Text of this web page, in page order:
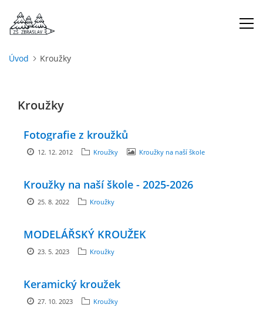
O NÁS
ŠKOLNÍ ROK
DOKUMENTY
PROJEKTY
ENVIRONMENTÁLNÍ VÝCHOVA
Úvod Kroužky
Kroužky
Fotografie z kroužků
12. 12. 2012 Kroužky Kroužky na naší škole
Kroužky na naší škole - 2025-2026
25. 8. 2022 Kroužky
MODELÁŘSKÝ KROUŽEK
23. 5. 2023 Kroužky
Keramický kroužek
27. 10. 2023 Kroužky